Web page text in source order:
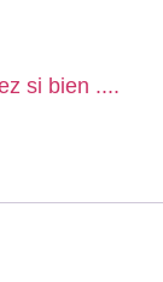
si bien ....